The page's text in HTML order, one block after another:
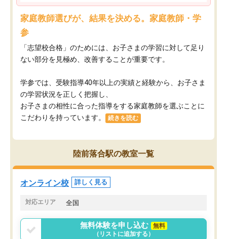
家庭教師選びが、結果を決める。家庭教師・学
参
「志望校合格」のためには、お子さまの学習に対して足り
ない部分を見極め、改善することが重要です。
学参では、受験指導40年以上の実績と経験から、お子さま
の学習状況を正しく把握し、
お子さまの相性に合った指導をする家庭教師を選ぶことに
こだわりを持っています。
続きを読む
陸前落合駅の教室一覧
オンライン校 詳しく見る
対応エリア 全国
無料体験を申し込む
無料
（リストに追加する）